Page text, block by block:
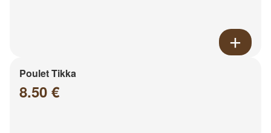
Poulet Tikka
8.50 €